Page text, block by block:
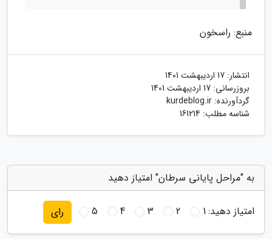
منبع: راسخون
انتشار: 17 اردیبهشت 1401
بروزرسانی: 17 اردیبهشت 1401
گردآورنده: kurdeblog.ir
شناسه مطلب: 161214
به "مراحل پایانی سرطان" امتیاز دهید
امتیاز دهید:1
2
3
4
5 رای